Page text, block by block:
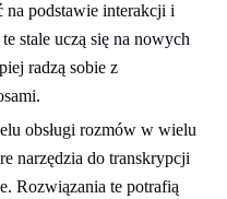
podstawie interakcji i
stale uczą się na nowych
radzą sobie z
obsługi rozmów w wielu
narzędzia do transkrypcji
Rozwiązania te potrafią